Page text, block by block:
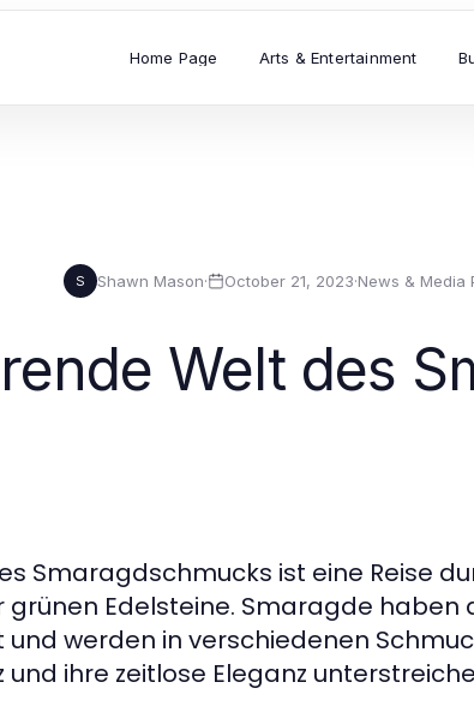
Home Page Arts & Entertainment
S Shawn Mason· October 21, 2023·News & Media
Welt des
Smaragdschmucks ist eine Reise
grünen Edelsteine. Smaragde haben
werden in verschiedenen
ihre zeitlose Eleganz